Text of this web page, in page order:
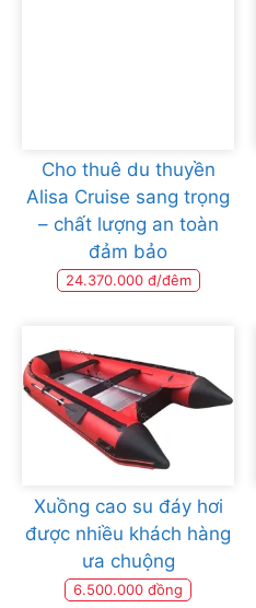
Cho thuê du thuyền
Alisa Cruise sang trọng
– chất lượng an toàn
đảm bảo
24.370.000 đ/đêm
Xuồng cao su đáy hơi
được nhiều khách hàng
ưa chuộng
6.500.000 đồng